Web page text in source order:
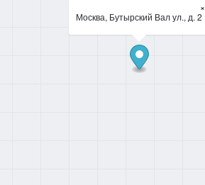
Москва, Бутырский Вал ул., д. 2
×